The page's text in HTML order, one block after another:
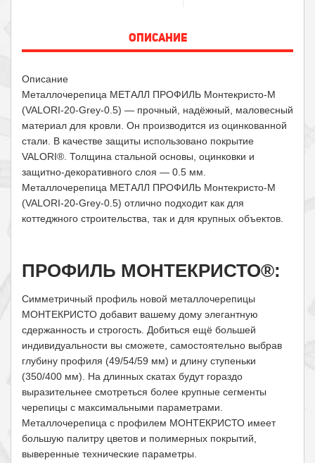
ОПИСАНИЕ
Описание
Металлочерепица МЕТАЛЛ ПРОФИЛЬ Монтекристо-M
(VALORI-20-Grey-0.5) — прочный, надёжный, маловесный
материал для кровли. Он производится из оцинкованной
стали. В качестве защиты использовано покрытие
VALORI®. Толщина стальной основы, оцинковки и
защитно-декоративного слоя — 0.5 мм.
Металлочерепица МЕТАЛЛ ПРОФИЛЬ Монтекристо-M
(VALORI-20-Grey-0.5) отлично подходит как для
коттеджного строительства, так и для крупных объектов.
ПРОФИЛЬ МОНТЕКРИСТО®:
Симметричный профиль новой металлочерепицы
МОНТЕКРИСТО добавит вашему дому элегантную
сдержанность и строгость. Добиться ещё большей
индивидуальности вы сможете, самостоятельно выбрав
глубину профиля (49/54/59 мм) и длину ступеньки
(350/400 мм). На длинных скатах будут гораздо
выразительнее смотреться более крупные сегменты
черепицы с максимальными параметрами.
Металлочерепица с профилем МОНТЕКРИСТО имеет
большую палитру цветов и полимерных покрытий,
выверенные технические параметры.